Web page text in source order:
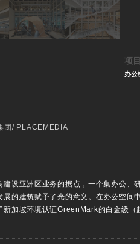
项
办公
团/ PLACEMEDIA
设亚洲区业务的据点，一个集办公
的建筑赋予了光的意义。在办公空
加坡环境认证GreenMark的白金级（